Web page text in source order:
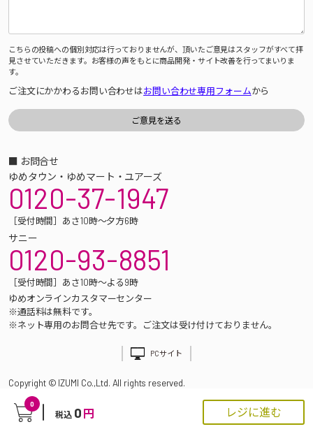
0
税込 0 円 レジに進む
こちらの投稿への個別対応は行っておりませんが、頂いたご意見はスタッフがすべて拝
見させていただきます。お客様の声をもとに商品開発・サイト改善を行ってまいりま
す。
ご注文にかかわるお問い合わせはお問い合わせ専用フォームから
■ お問合せ
ゆめタウン・ゆめマート・ユアーズ
0120-37-1947
［受付時間］あさ10時～夕方6時
サニー
0120-93-8851
［受付時間］あさ10時～よる9時
ゆめオンラインカスタマーセンター
※通話料は無料です。
※ネット専用のお問合せ先です。ご注文は受け付けておりません。
PCサイト
Copyright © IZUMI Co.,Ltd. All rights reserved.